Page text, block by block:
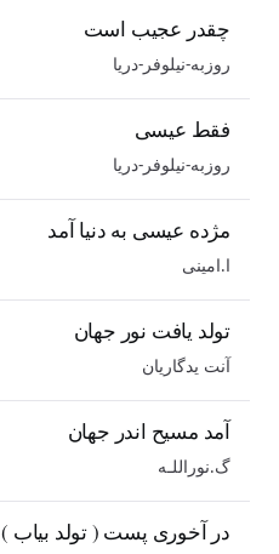
چقدر عجیب است
روزبه-نیلوفر-دریا
فقط عیسی
روزبه-نیلوفر-دریا
مژده عیسی به دنیا آمد
ا.امینی
تولد یافت نور جهان
آنت یدگاریان
آمد مسیح اندر جهان
گ.نوراللـه
در آخوری پست ( تولد بیاب )